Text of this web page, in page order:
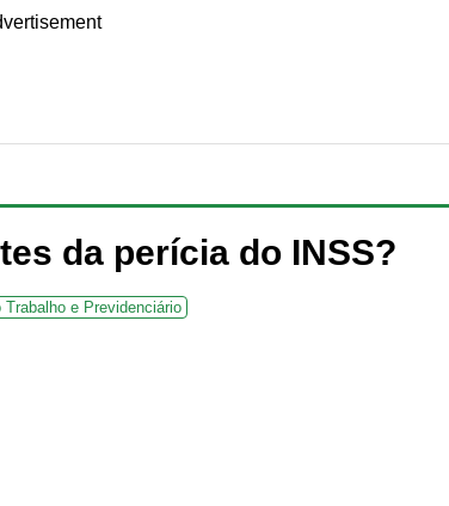
da perícia do INSS?
Trabalho e Previdenciário